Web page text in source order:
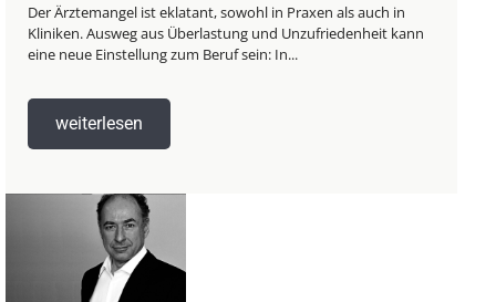
Der Ärztemangel ist eklatant, sowohl in Praxen als auch in
Kliniken. Ausweg aus Überlastung und Unzufriedenheit kann
eine neue Einstellung zum Beruf sein: In...
weiterlesen